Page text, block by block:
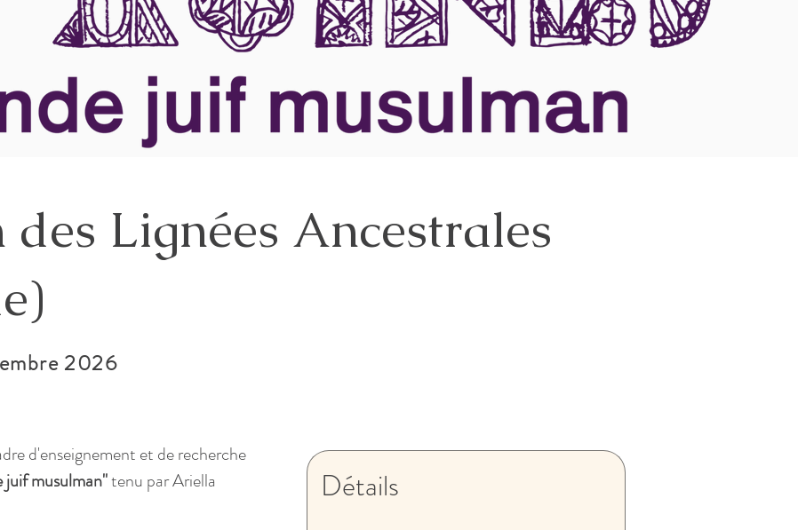
des Lignées Ancestrales
2026
d'enseignement et de recherche
juif musulman" tenu par Ariella
Détails